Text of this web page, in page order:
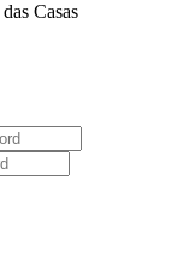
Casas